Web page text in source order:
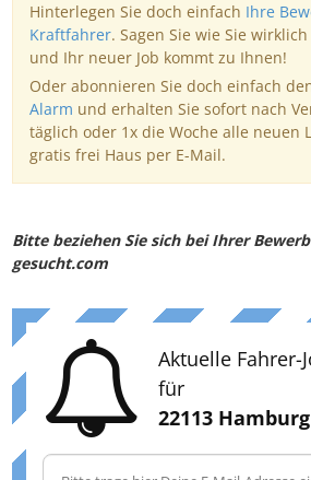
Hinterlegen Sie doch einfach Ihre
Kraftfahrer. Sagen Sie wie Sie
und Ihr neuer Job kommt zu Ihnen!
Oder abonnieren Sie doch einfach
Alarm und erhalten Sie sofort nach
täglich oder 1x die Woche alle neuen
gratis frei Haus per E-Mail.
Bitte beziehen Sie sich bei Ihrer
gesucht.com
Aktuelle Fahrer-
für
22113 Hamburg